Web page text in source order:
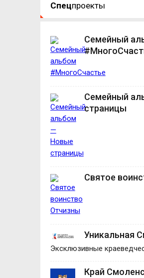
Спецпроекты
Семейный
Семейный
страницы
Святое
Уникальная
Эксклюзивные
Край